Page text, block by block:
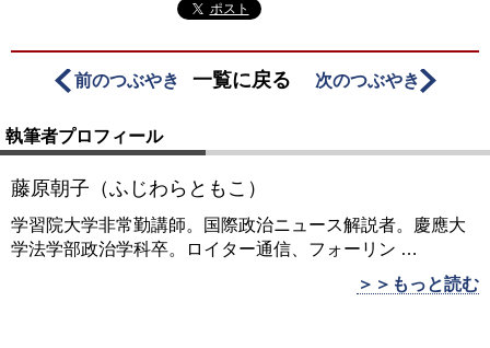
ポスト
前のつぶやき 一覧に戻る 次のつぶやき
執筆者プロフィール
藤原朝子（ふじわらともこ）
学習院大学非常勤講師。国際政治ニュース解説者。慶應大
学法学部政治学科卒。ロイター通信、フォーリン …
＞＞もっと読む